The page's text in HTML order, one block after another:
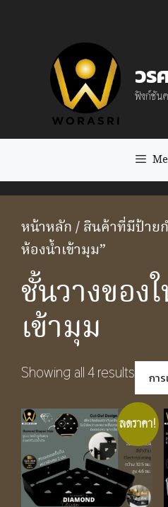
วร
ฟังก์ชัน
หน้าหลัก/ สินค้าที่มีป้าย
ห้องน้ำเข้ามุม”
ชั้นวางของ
เข้ามุม
Showing all 4 results
ลดราคา!